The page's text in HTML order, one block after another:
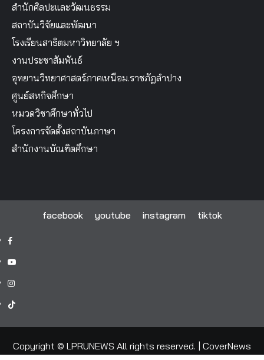
สำนักศิลปะและวัฒนธรรม
สถาบันวิจัยและพัฒนา
โรงเรียนสาธิตมหาวิทยาลัย ฯ
งานประชาสัมพันธ์
อุทยานวิทยาศาสตร์ภาคเหนือม.ราชภัฏลำปาง
ศูนย์สหกิจศึกษา
หมวดวิชาศึกษาทั่วไป
โครงการจัดตั้งสถาบันภาษา
สำนักงานบัณฑิตศึกษา
facebook youtube instagram tiktok
facebook
youtube
instagram
tiktok
Copyright © LPRUNEWS All rights reserved.
CoverNews